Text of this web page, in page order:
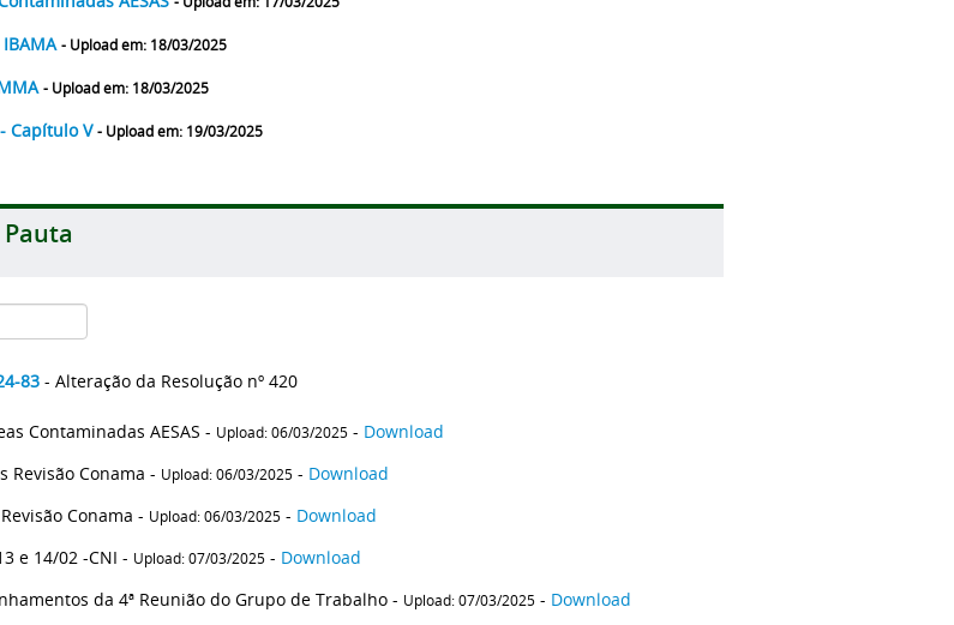
- Upload em: 18/03/2025
- Upload em: 18/03/2025
Capítulo V- Upload em: 19/03/2025
83 - Alteração da Resolução nº 420
Contaminadas AESAS - Upload: 06/03/2025 - Download
Revisão Conama - Upload: 06/03/2025 - Download
Conama - Upload: 06/03/2025 - Download
e 14/02 -CNI - Upload: 07/03/2025 - Download
da 4ª Reunião do Grupo de Trabalho - Upload: 07/03/2025 - Download